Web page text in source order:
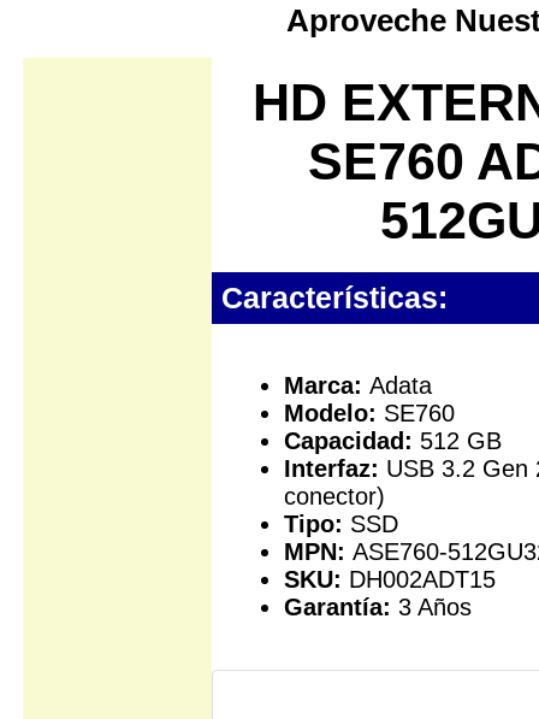
Aproveche
HD
SE760
Características:
Marca: Adata
Modelo: SE760
Capacidad: 512 GB
Interfaz: USB 3.2 Gen
conector)
Tipo: SSD
MPN: ASE760-
SKU: DH002ADT15
Garantía: 3 Años